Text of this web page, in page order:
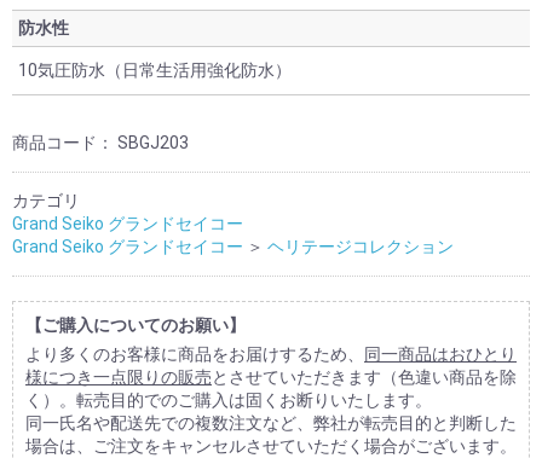
防水性
10気圧防水（日常生活用強化防水）
商品コード： SBGJ203
カテゴリ
Grand Seiko グランドセイコー
Grand Seiko グランドセイコー ＞ ヘリテージコレクション
【ご購入についてのお願い】
より多くのお客様に商品をお届けするため、
同一商品はおひとり
様につき一点限りの販売とさせていただきます（色違い商品を除
く）。転売目的でのご購入は固くお断りいたします。
同一氏名や配送先での複数注文など、弊社が転売目的と判断した
場合は、ご注文をキャンセルさせていただく場合がございます。